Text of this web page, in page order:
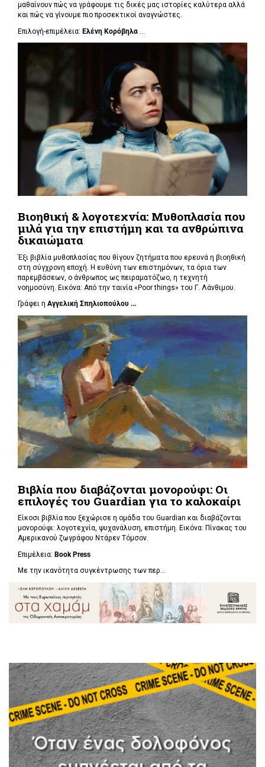
μαθαίνουν πώς να γράφουμε τις δικές μας ιστορίες καλύτερα αλλά
και πώς να γίνουμε πιο προσεκτικοί αναγνώστες.
Επιλογή-επιμέλεια: Ελένη Κορόβηλα ...
Βιοηθική & λογοτεχνία: Μυθοπλασία που
μιλά για την επιστήμη και τα ανθρώπινα
δικαιώματα
Έξι βιβλία μυθοπλασίας που θίγουν ζητήματα που ερευνά η βιοηθική
στη σύγχρονη εποχή. Η ευθύνη των επιστημόνων, τα όρια των
παρεμβάσεων, ο άνθρωπος ως πειραματόζωο, η τεχνητή
νοημοσύνη. Εικόνα: Από την ταινία «Poor things» του Γ. Λάνθιμου.
Γράφει η Αγγελική Σπηλιοπούλου ...
Βιβλία που διαβάζονται μονορούφι: Οι
επιλογές του Guardian για το καλοκαίρι
Είκοσι βιβλία που ξεχώρισε η ομάδα του Guardian και διαβάζονται
μονορούφι: λογοτεχνία, ψυχανάλυση, επιστήμη. Εικόνα: Πίνακας του
Αμερικανού ζωγράφου Ντάρεν Τόμσον.
Επιμέλεια: Book Press
Με την ικανότητα συγκέντρωσης των περ...